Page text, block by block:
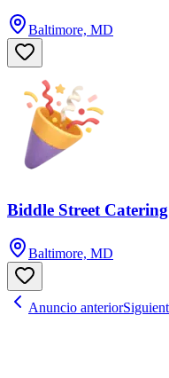
Baltimore, MD
Biddle Street
Baltimore, MD
Anuncio anterior